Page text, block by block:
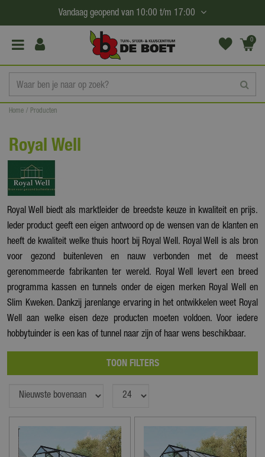
a
Home Producten
Vandaag geopend van 10:00 t/m 17:00
0
(€0,
Royal Well
Royal Well biedt als marktleider de breedste keuze in kwaliteit en prijs.
Ieder product geeft een eigen antwoord op de wensen van de klanten en
heeft de kwaliteit welke thuis hoort bij Royal Well. Royal Well is als bron
voor gezond buitenleven en nauw verbonden met de meest
gerenommeerde fabrikanten ter wereld. Royal Well levert een breed
programma kassen en tunnels onder de eigen merken Royal Well en
Slim Kweken. Dankzij jarenlange ervaring in het ontwikkelen weet Royal
Well aan welke eisen deze producten moeten voldoen. Voor iedere
hobbytuinder is een kas of tunnel naar zijn of haar wens beschikbaar.
TOON FILTERS